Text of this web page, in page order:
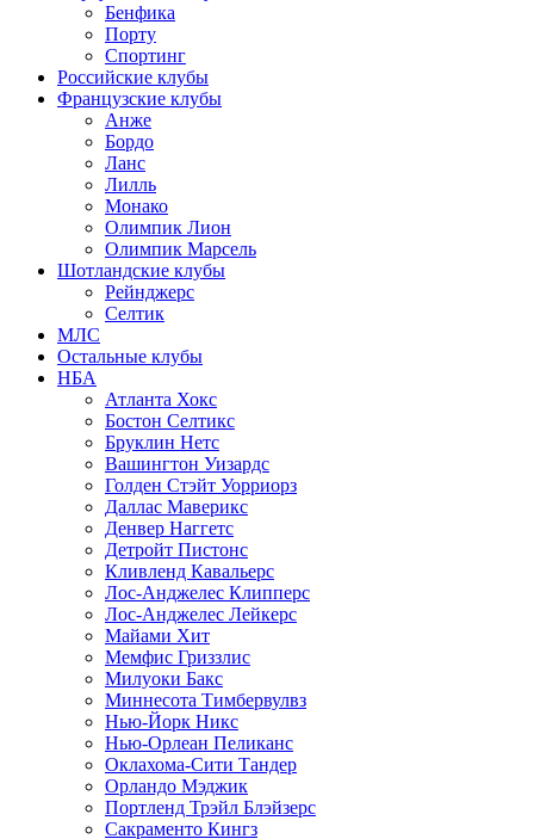
Бенфика
Порту
Спортинг
Российские клубы
Французские клубы
Анже
Бордо
Ланс
Лилль
Монако
Олимпик Лион
Олимпик Марсель
Шотландские клубы
Рейнджерс
Селтик
МЛС
Остальные клубы
НБА
Атланта Хокс
Бостон Селтикс
Бруклин Нетс
Вашингтон Уизардс
Голден Стэйт Уорриорз
Даллас Маверикс
Денвер Наггетс
Детройт Пистонс
Кливленд Кавальерс
Лос-Анджелес Клипперс
Лос-Анджелес Лейкерс
Майами Хит
Мемфис Гриззлис
Милуоки Бакс
Миннесота Тимбервулвз
Нью-Йорк Никс
Нью-Орлеан Пеликанс
Оклахома-Сити Тандер
Орландо Мэджик
Портленд Трэйл Блэйзерс
Сакраменто Кингз